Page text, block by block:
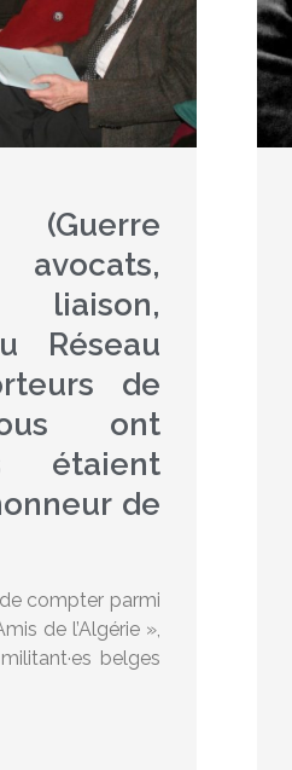
(Guerre
liaison,
Réseau
de
ont
étaient
de
compter parmi
de l’Algérie »,
belges